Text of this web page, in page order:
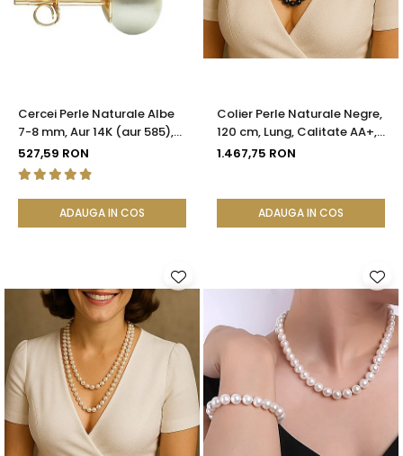
Cercei Perle Naturale Albe
7-8 mm, Aur 14K (aur 585),
Calitatea AAA | KASKADDA®
527,59 RON
ADAUGA IN COS
Colier Perle Naturale Negre,
120 cm, Lung, Calitate AA+,
Argint 925 | KASKADDA®
1.467,75 RON
ADAUGA IN COS